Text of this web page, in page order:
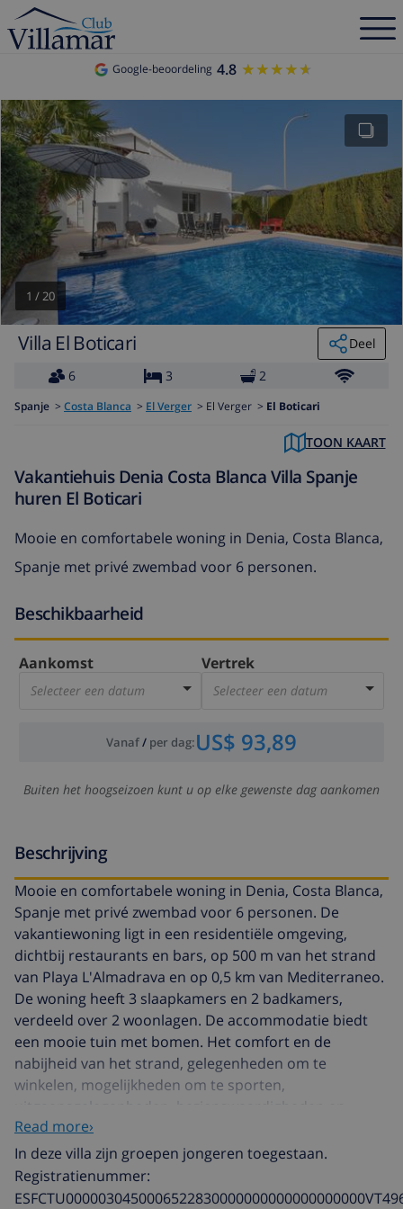
Google-beoordeling 4.8 ★★★★★
★★★★★
1 /20
Villa El Boticari
Deel
6
3 2
Spanje > Costa Blanca > El Verger > El Verger > El Boticari
TOON KAART
Vakantiehuis Denia Costa Blanca Villa Spanje
huren El Boticari
Mooie en comfortabele woning in Denia, Costa Blanca,
Spanje met privé zwembad voor 6 personen.
Beschikbaarheid
Aankomst
Selecteer een datum
Vertrek
Selecteer een datum
Vanaf/ per dag:US$ 93,89
Buiten het hoogseizoen kunt u op elke gewenste dag aankomen
Beschrijving
Mooie en comfortabele woning in Denia, Costa Blanca,
Spanje met privé zwembad voor 6 personen. De
vakantiewoning ligt in een residentiële omgeving,
dichtbij restaurants en bars, op 500 m van het strand
van Playa L'Almadrava en op 0,5 km van Mediterraneo.
De woning heeft 3 slaapkamers en 2 badkamers,
verdeeld over 2 woonlagen. De accommodatie biedt
een mooie tuin met bomen. Het comfort en de
nabijheid van het strand, gelegenheden om te
winkelen, mogelijkheden om te sporten,
cultuur maken dit een geschikte woning voor uw
vakantie in Spanje met familie of vrienden en zelfs uw
huisdieren.
Read more›
In deze villa zijn groepen jongeren toegestaan.
Registratienummer: